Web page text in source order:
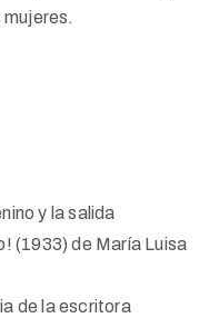
mujeres.
y la salida
(1933) de María Luisa
de la escritora